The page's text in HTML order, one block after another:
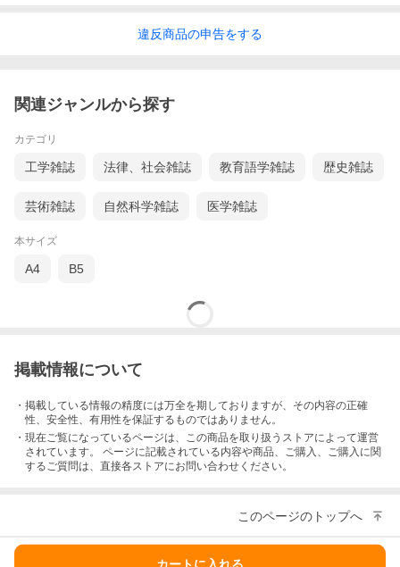
違反商品の申告をする
関連ジャンルから探す
カテゴリ
工学雑誌 法律、社会雑誌 教育語学雑誌 歴史雑誌
芸術雑誌 自然科学雑誌 医学雑誌
本サイズ
A4 B5
掲載情報について
・掲載している情報の精度には万全を期しておりますが、その内容の正確
性、安全性、有用性を保証するものではありません。
・現在ご覧になっているページは、この商品を取り扱うストアによって運営
されています。 ページに記載されている内容や商品、ご購入 、ご購入に関
するご質問は、直接各ストアにお問い合わせください。
このページのトップへ